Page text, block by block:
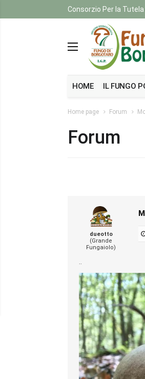
Consorzio Per la Tutela
HOME IL FUNGO
Home page Forum
Forum
dueotto
(Grande
Fungaiolo)
..